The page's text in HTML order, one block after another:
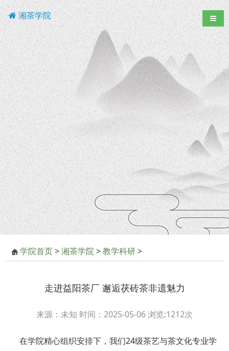
湘茶学院 导航
学院首页>湘茶学院>教学科研>
走进益阳茶厂 邂逅茯砖茶非遗魅力
来源：未知 时间：2025-05-06 浏览:1212次
在学院精心组织安排下，我们24级茶艺与茶文化专业学